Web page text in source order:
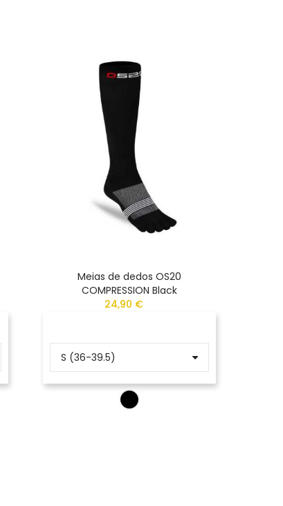
Meias de dedos OS20
COMPRESSION Black
24,90 €